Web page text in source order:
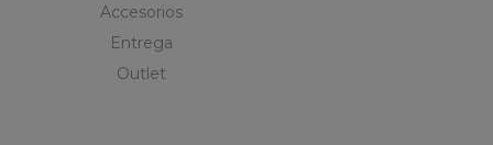
Accesorios
Entrega
Outlet